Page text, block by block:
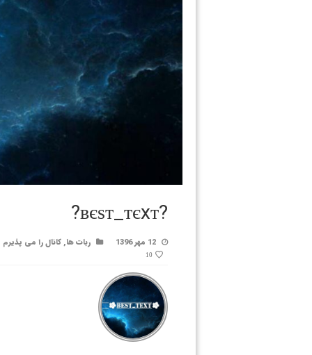
?вєѕт_тєxт?
12 مهر 1396 ربات ها,کانال را می پذیرم
10